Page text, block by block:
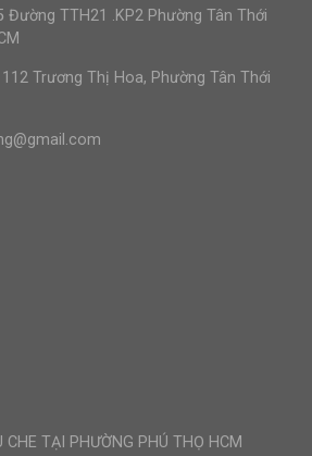
Đường TTH21 .KP2 Phường Tân Thới
Trương Thị Hoa, Phường Tân Thới
CHE TẠI PHƯỜNG PHÚ THỌ HCM